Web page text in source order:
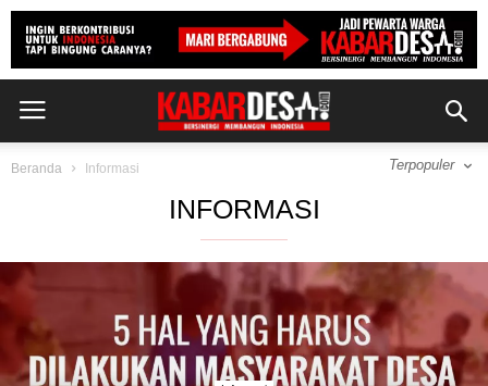
Beranda Informasi Terpopuler
INFORMASI